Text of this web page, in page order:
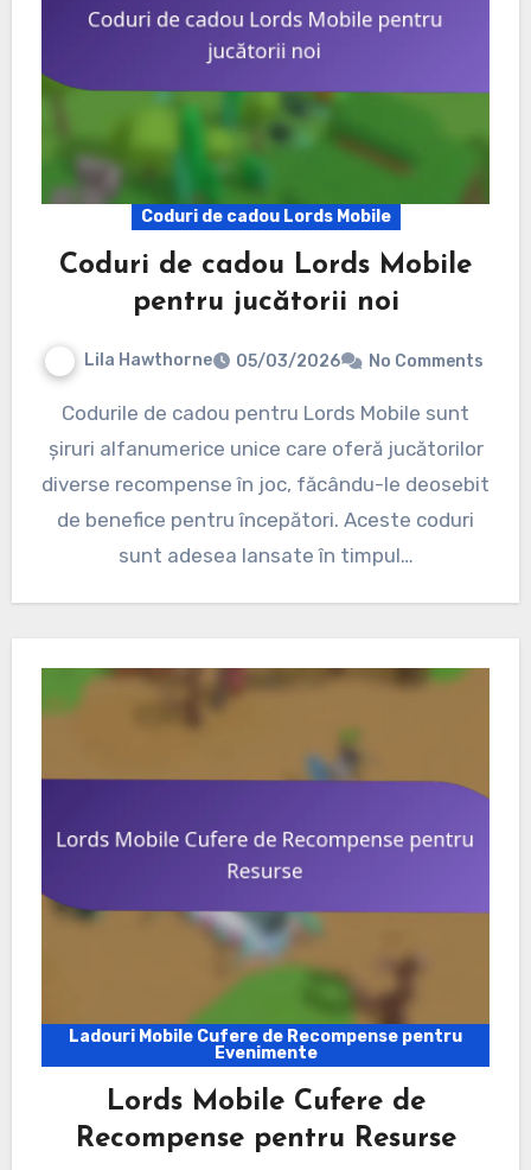
Coduri de cadou Lords Mobile
Coduri de cadou Lords Mobile
pentru jucătorii noi
Lila Hawthorne 05/03/2026 No Comments
Codurile de cadou pentru Lords Mobile sunt
șiruri alfanumerice unice care oferă jucătorilor
diverse recompense în joc, făcându-le deosebit
de benefice pentru începători. Aceste coduri
sunt adesea lansate în timpul…
Ladouri Mobile Cufere de Recompense pentru
Evenimente
Lords Mobile Cufere de
Recompense pentru Resurse